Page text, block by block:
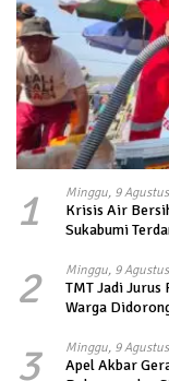
1 Minggu, 9
Krisis Air
Sukabumi
2 Minggu, 9
TMT Jadi Jurus
Warga
3 Minggu, 9
Apel Akbar